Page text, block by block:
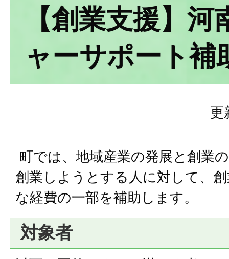
【創業支援】
ャーサポート補
更
町では、地域産業の発展と創業
創業しようとする人に対して、
な経費の一部を補助します。
対象者